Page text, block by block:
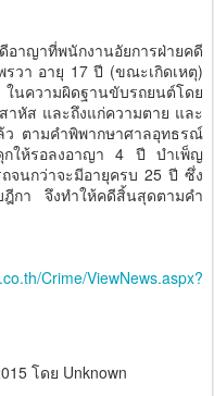
าที่พนักงานอัยการฝ่ายคดี
วา อายุ 17 ปี (ขณะเกิดเหตุ)
ความผิดฐานขับรถยนต์โดย
าหัส และถึงแก่ความตาย และ
ตามคำพิพากษาศาลอุทธรณ์
ให้รอลงอาญา 4 ปี บำเพ็ญ
นกว่าจะมีอายุครบ 25 ปี ซึ่ง
กา จึงทำให้คดีสิ้นสุดตามคำ
Crime/ViewNews.aspx?
โดย Unknown